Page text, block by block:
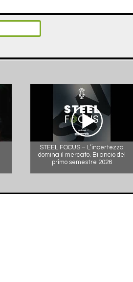
STEEL FOCUS – L’incertezza
domina il mercato. Bilancio del
primo semestre 2026